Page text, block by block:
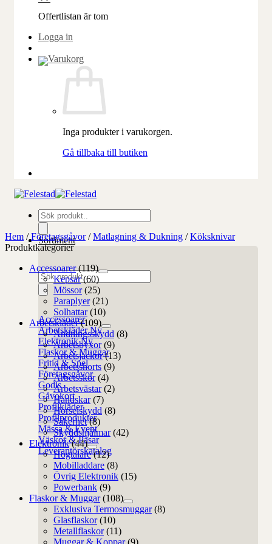
Offertlistan är tom
Logga in
Inga produkter i varukorgen.
Gå tillbaka till butiken
Produktsökning
Sortiment
Produktsökning
Accessoarer
Arbetskläder
Elektronik
Flaskor & Muggar
Fritid & Spel
Företagsgåvor
Godis
Gåvokort
Profilkläder
Profilprodukter
Mässa & Event
Väskor & Påsar
Leverantörskatalog
Hem / Företagsgåvor / Matlagning & Dukning / Köksknivar
Produktkategorier
Accessoarer (119)
Kepsar (60)
Mössor (25)
Paraplyer (21)
Solhattar (10)
Arbetskläder (109)
Andningsskydd (8)
Arbetsbyxor (9)
Arbetsjackor (13)
Arbetsshorts (9)
Arbetsskor (4)
Arbetsvästar (2)
Handskar (7)
Hörselskydd (8)
Säkerhet (8)
Skyddshjälmar (42)
Elektronik (44)
Högtalare (12)
Mobilladdare (8)
Övrig Elektronik (15)
Powerbank (9)
Flaskor & Muggar (108)
Exklusiva Termosmuggar (8)
Glasflaskor (10)
Metallflaskor (11)
Muggar & Koppar (9)